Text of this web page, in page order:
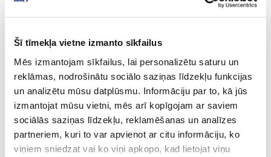
Šī tīmekļa vietne izmanto sīkfailus
Mēs izmantojam sīkfailus, lai personalizētu saturu un
reklāmas, nodrošinātu sociālo saziņas līdzekļu funkcijas
un analizētu mūsu datplūsmu. Informāciju par to, kā jūs
izmantojat mūsu vietni, mēs arī kopīgojam ar saviem
sociālās saziņas līdzekļu, reklamēšanas un analīzes
partneriem, kuri to var apvienot ar citu informāciju, ko
viņiem sniedzat vai ko viņi apkopo, kad lietojat viņu
Calcite grey
Minimālais pasūtījuma apjoms un pasūtīšanas solis 2 loksnes
Ask question
Share product link
Print